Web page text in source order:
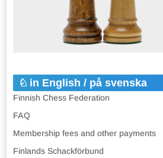
in English / på svenska
Finnish Chess Federation
FAQ
Membership fees and other payments
Finlands Schackförbund